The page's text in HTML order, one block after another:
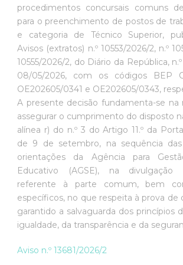
procedimentos concursais comuns
para o preenchimento de postos de
e categoria de Técnico Superior,
Avisos (extratos) n.º 10553/2026/2, n.º
10555/2026/2, do Diário da República,
08/05/2026, com os códigos BEP
OE202605/0341 e OE202605/0343,
A presente decisão fundamenta-se na
assegurar o cumprimento do disposto
alínea r) do n.º 3 do Artigo 11.º da
de 9 de setembro, na sequência
orientações da Agência para
Educativo (AGSE), na divulgação
referente à parte comum, bem
específicos, no que respeita à prova de
garantido a salvaguarda dos princípios
igualdade, da transparência e da
Aviso n.º 13681/2026/2